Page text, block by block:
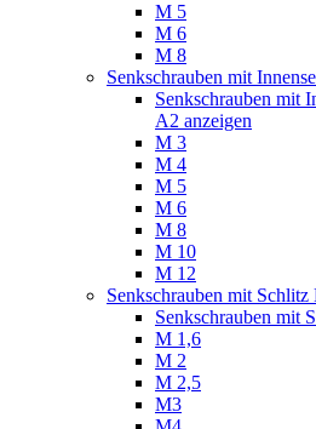
M 5
M 6
M 8
Senkschrauben mit
Senkschrauben mit
A2 anzeigen
M 3
M 4
M 5
M 6
M 8
M 10
M 12
Senkschrauben mit
Senkschrauben mit
M 1,6
M 2
M 2,5
M3